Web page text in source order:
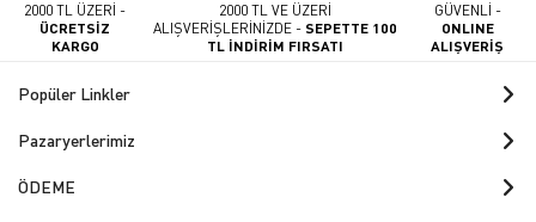
2000 TL ÜZERİ -
ÜCRETSİZ
KARGO
2000 TL VE ÜZERİ
ALIŞVERİŞLERİNİZDE -SEPETTE 100
TL İNDİRİM FIRSATI
GÜVENLİ -
ONLINE
ALIŞVERİŞ
Popüler Linkler
Pazaryerlerimiz
ÖDEME